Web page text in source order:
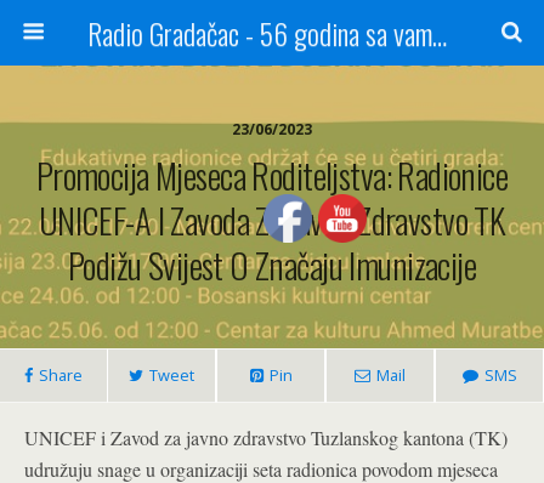
Radio Gradačac - 56 godina sa vama...
23/06/2023
Promocija Mjeseca Roditeljstva: Radionice
UNICEF-A I Zavoda Za Javno Zdravstvo TK
Podižu Svijest O Značaju Imunizacije
Share Tweet Pin Mail SMS
UNICEF i Zavod za javno zdravstvo Tuzlanskog kantona (TK)
udružuju snage u organizaciji seta radionica povodom mjeseca